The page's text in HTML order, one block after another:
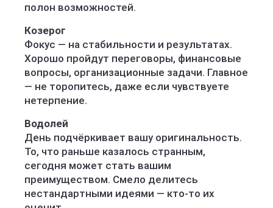
полон возможностей.
Козерог
Фокус — на стабильности и результатах.
Хорошо пройдут переговоры, финансовые
вопросы, организационные задачи. Главное
— не торопитесь, даже если чувствуете
нетерпение.
Водолей
День подчёркивает вашу оригинальность.
То, что раньше казалось странным,
сегодня может стать вашим
преимуществом. Смело делитесь
нестандартными идеями — кто-то их